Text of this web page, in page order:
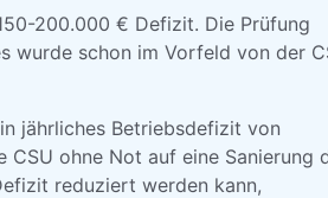
200.000 € Defizit. Die Prüfung
wurde schon im Vorfeld von der
Betriebsdefizit von
ohne Not auf eine Sanierung
reduziert werden kann,